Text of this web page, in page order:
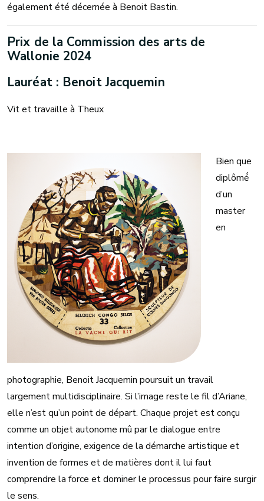
également été décernée à Benoit Bastin.
Prix de la Commission des arts de
Wallonie 2024
Lauréat : Benoit Jacquemin
Vit et travaille à Theux
Bien que
diplômé́
d’un
master
en
photographie, Benoit Jacquemin poursuit un travail
largement multidisciplinaire. Si l’image reste le fil d’Ariane,
elle n’est qu’un point de départ. Chaque projet est conçu
comme un objet autonome mû par le dialogue entre
intention d’origine, exigence de la démarche artistique et
invention de formes et de matières dont il lui faut
comprendre la force et dominer le processus pour faire surgir
le sens.